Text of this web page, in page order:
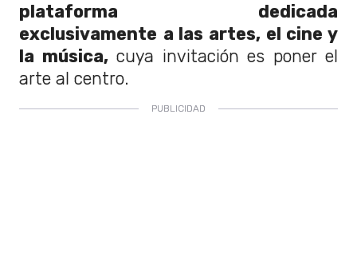
plataforma dedicada
exclusivamente a las artes, el cine y
la música, cuya invitación es poner el
arte al centro.